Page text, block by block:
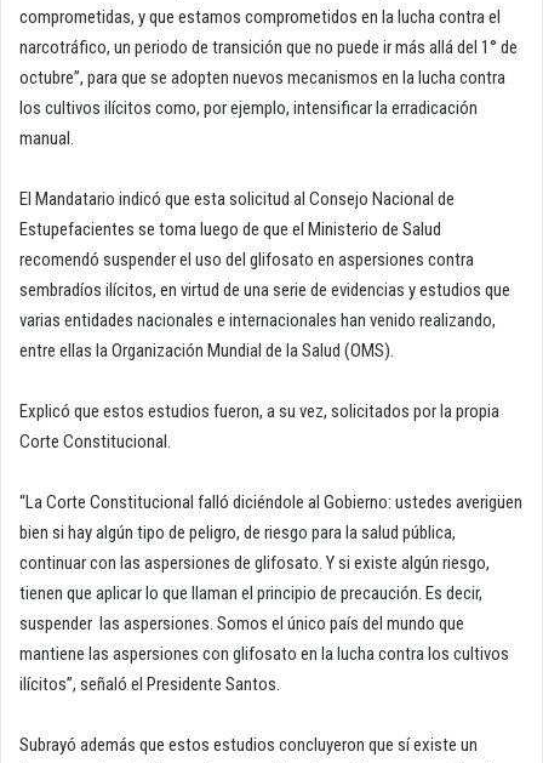
comprometidas, y que estamos comprometidos en la lucha contra el
narcotráfico, un periodo de transición que no puede ir más allá del 1° de
octubre”, para que se adopten nuevos mecanismos en la lucha contra
los cultivos ilícitos como, por ejemplo, intensificar la erradicación
manual.
El Mandatario indicó que esta solicitud al Consejo Nacional de
Estupefacientes se toma luego de que el Ministerio de Salud
recomendó suspender el uso del glifosato en aspersiones contra
sembradíos ilícitos, en virtud de una serie de evidencias y estudios que
varias entidades nacionales e internacionales han venido realizando,
entre ellas la Organización Mundial de la Salud (OMS).
Explicó que estos estudios fueron, a su vez, solicitados por la propia
Corte Constitucional.
“La Corte Constitucional falló diciéndole al Gobierno: ustedes averigüen
bien si hay algún tipo de peligro, de riesgo para la salud pública,
continuar con las aspersiones de glifosato. Y si existe algún riesgo,
tienen que aplicar lo que llaman el principio de precaución. Es decir,
suspender las aspersiones. Somos el único país del mundo que
mantiene las aspersiones con glifosato en la lucha contra los cultivos
ilícitos”, señaló el Presidente Santos.
Subrayó además que estos estudios concluyeron que sí existe un